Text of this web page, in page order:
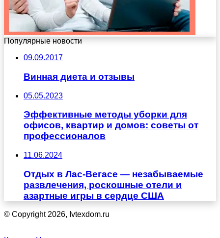
Популярные новости
09.09.2017
Винная диета и отзывы
05.05.2023
Эффективные методы уборки для
офисов, квартир и домов: советы от
профессионалов
11.06.2024
Отдых в Лас-Вегасе — незабываемые
развлечения, роскошные отели и
азартные игры в сердце США
© Copyright 2026, Ivtexdom.ru